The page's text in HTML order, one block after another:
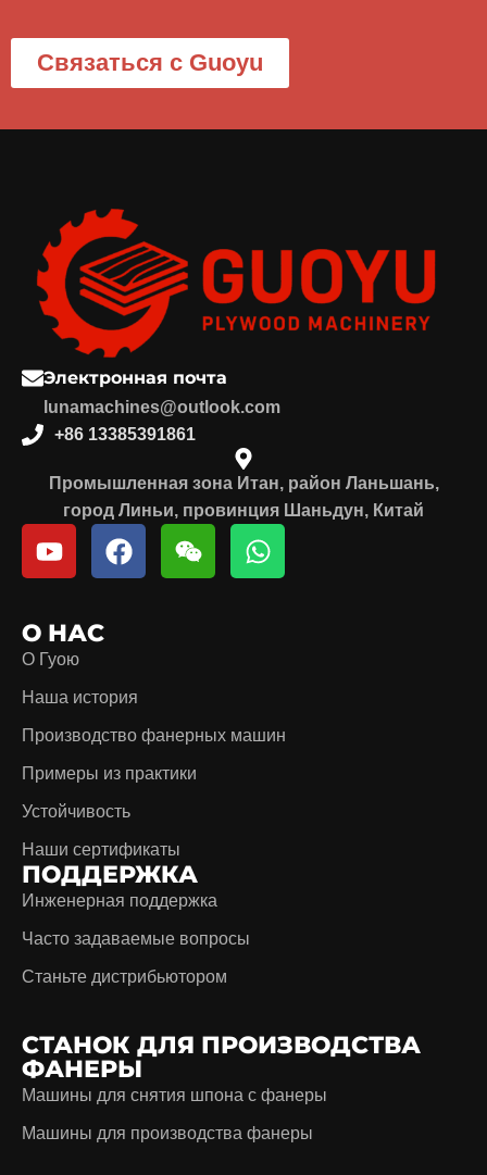
Связаться с Guoyu
Электронная почта
lunamachines@outlook.com
+86 13385391861
Промышленная зона Итан, район Ланьшань,
город Линьи, провинция Шаньдун, Китай
О НАС
О Гуою
Наша история
Производство фанерных машин
Примеры из практики
Устойчивость
Наши сертификаты
ПОДДЕРЖКА
Инженерная поддержка
Часто задаваемые вопросы
Станьте дистрибьютором
СТАНОК ДЛЯ ПРОИЗВОДСТВА
ФАНЕРЫ
Машины для снятия шпона с фанеры
Машины для производства фанеры